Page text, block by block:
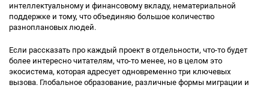
интеллектуальному и финансовому вкладу, нематериальной
поддержке и тому, что объединяю большое количество
разноплановых людей.
Если рассказать про каждый проект в отдельности, что-то будет
более интересно читателям, что-то менее, но в целом это
экосистема, которая адресует одновременно три ключевых
вызова. Глобальное образование, различные формы миграции и